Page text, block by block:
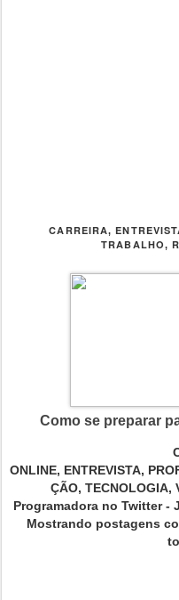
CARREIRA,
TRABALHO,
Como se preparar
ONLINE, ENTREVISTA,
ÇÃO, TECNOLOGIA,
Programadora no Twitter -
Mostrando postagens